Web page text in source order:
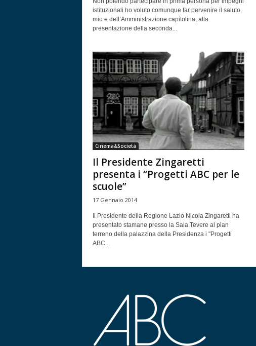
istituzionali ho voluto comunque far pervenire il saluto,
mio e dell’Amministrazione capitolina, alla
presentazione della seconda...
Cinema&Società
Il Presidente Zingaretti
presenta i “Progetti ABC per le
scuole”
17 Gennaio 2014
Il Presidente della Regione Lazio Nicola Zingaretti ha
presentato stamane presso la Sala Tevere al pian
terreno della palazzina della Presidenza i "Progetti
ABC...